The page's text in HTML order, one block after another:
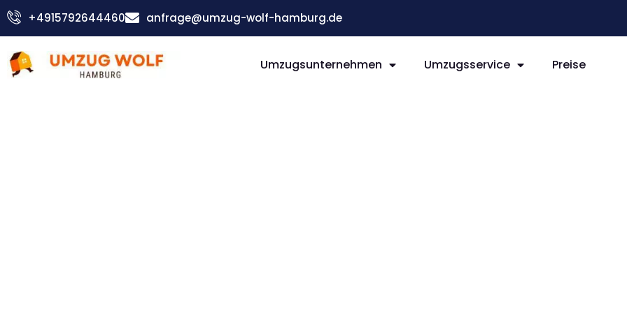
Zum
Inhalt
+4915792644460 anfrage@umzug-wolf-hamburg.de
Umzugsunternehmen Umzugsservice Preise